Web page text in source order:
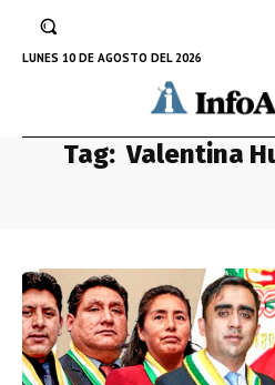
LUNES 10 DE AGOSTO DEL 2026
Tag: Valentina